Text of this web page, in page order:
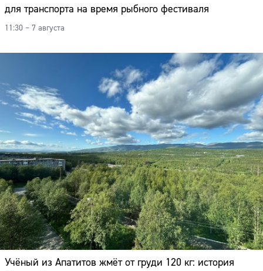
для транспорта на время рыбного фестиваля
11:30 – 7 августа
Учёный из Апатитов жмёт от груди 120 кг: история